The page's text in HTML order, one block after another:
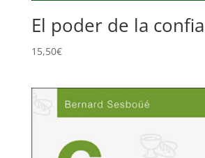
El poder de la
15,50€